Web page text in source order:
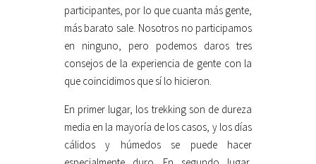
participantes, por lo que cuanta más gente,
más barato sale. Nosotros no participamos
en ninguno, pero podemos daros tres
consejos de la experiencia de gente con la
que coincidimos que sí lo hicieron.
En primer lugar, los trekking son de dureza
media en la mayoría de los casos, y los días
cálidos y húmedos se puede hacer